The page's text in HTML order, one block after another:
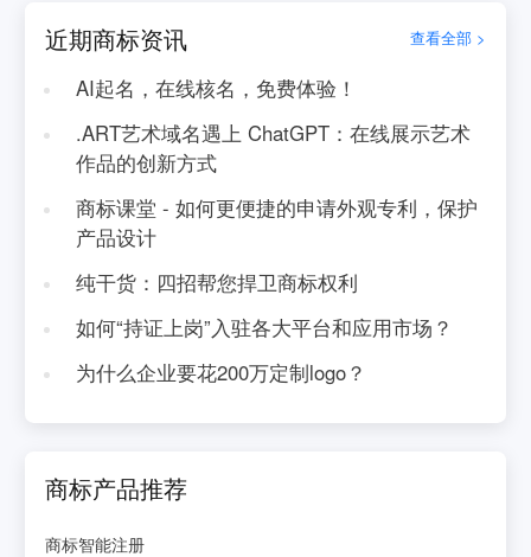
近期商标资讯 查看全部 >
AI起名，在线核名，免费体验！
.ART艺术域名遇上 ChatGPT：在线展示艺术
作品的创新方式
商标课堂 - 如何更便捷的申请外观专利，保护
产品设计
纯干货：四招帮您捍卫商标权利
如何“持证上岗”入驻各大平台和应用市场？
为什么企业要花200万定制logo？
商标产品推荐
商标智能注册